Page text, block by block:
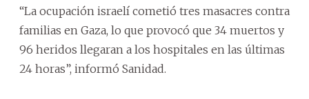
“La ocupación israelí cometió tres masacres contra
familias en Gaza, lo que provocó que 34 muertos y
96 heridos llegaran a los hospitales en las últimas
24 horas”, informó Sanidad.